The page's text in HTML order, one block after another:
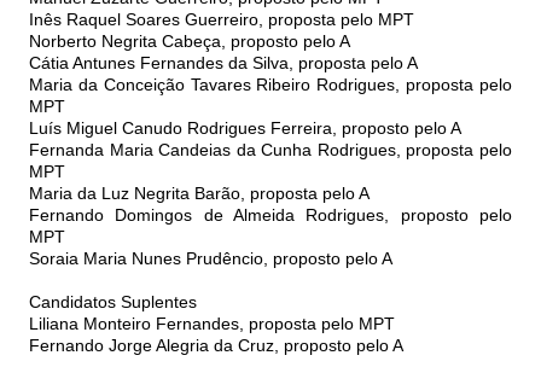
Inês Raquel Soares Guerreiro, proposta pelo MPT
Norberto Negrita Cabeça, proposto pelo A
Cátia Antunes Fernandes da Silva, proposta pelo A
Maria da Conceição Tavares Ribeiro Rodrigues, proposta pelo
MPT
Luís Miguel Canudo Rodrigues Ferreira, proposto pelo A
Fernanda Maria Candeias da Cunha Rodrigues, proposta pelo
MPT
Maria da Luz Negrita Barão, proposta pelo A
Fernando Domingos de Almeida Rodrigues, proposto pelo
MPT
Soraia Maria Nunes Prudêncio, proposto pelo A
Candidatos Suplentes
Liliana Monteiro Fernandes, proposta pelo MPT
Fernando Jorge Alegria da Cruz, proposto pelo A